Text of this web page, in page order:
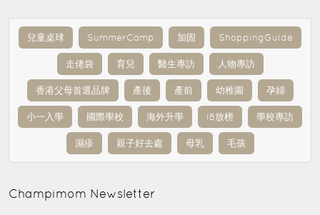
兒童桌球 SummerCamp 加固 ShoppingGuide
走佬袋 育兒 醫生專訪 人物專訪
香港父母首選品牌 產後 產前 幼稚園 孕婦
小一入學 國際學校 海外升學 IB放榜 學校專訪
濕疹 親子好去處 母乳 毛孩
Champimom Newsletter